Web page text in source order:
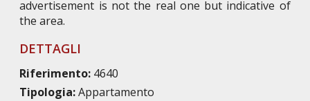
advertisement is not the real one but indicative of
the area.
DETTAGLI
Riferimento: 4640
Tipologia:Appartamento